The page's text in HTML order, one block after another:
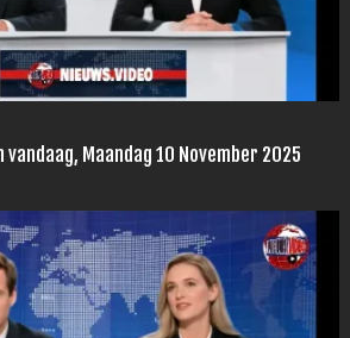
Maandag 10 November 2025